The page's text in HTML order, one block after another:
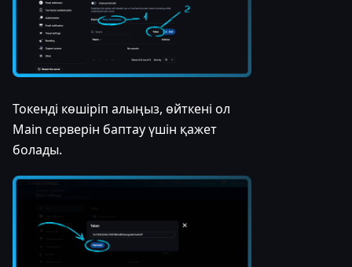
Токенді көшіріп алыңыз, өйткені ол
Main серверін баптау үшін қажет
болады.